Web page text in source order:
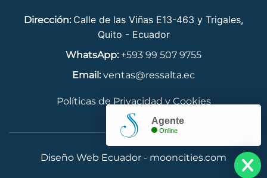
Dirección: Calle de las Viñas E13-463 y Trigales,
Quito - Ecuador
WhatsApp: +593 99 507 9755
Email: ventas@ressalta.ec
Políticas de Privacidad y Cookies
Diseño Web Ecuador - mooncities.com
Agente
Online